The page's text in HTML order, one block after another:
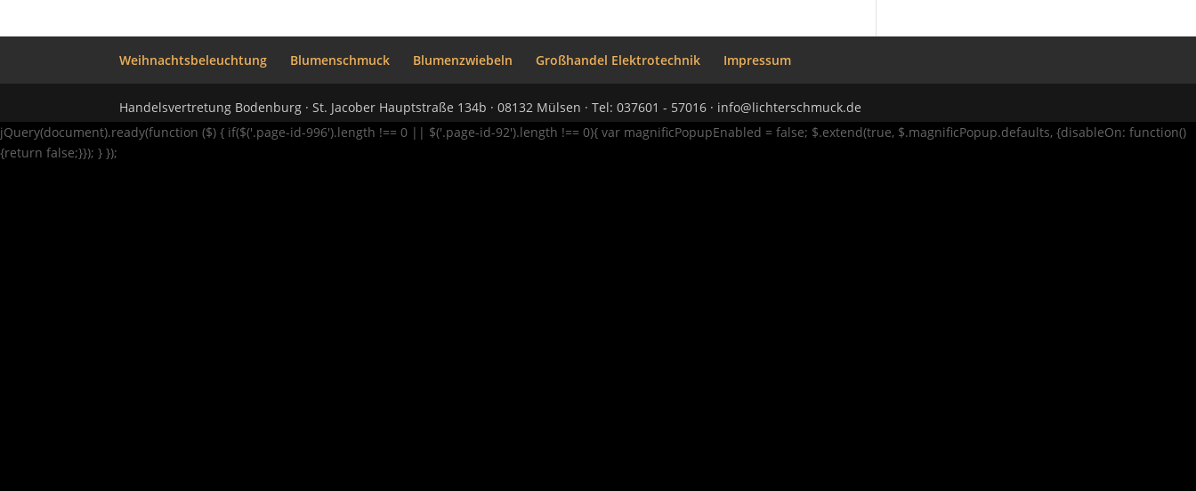
Weihnachtsbeleuchtung Blumenschmuck Blumenzwiebeln Großhandel Elektrotechnik Impressum
Handelsvertretung Bodenburg · St. Jacober Hauptstraße 134b · 08132 Mülsen · Tel: 037601 - 57016 · info@lichterschmuck.de
jQuery(document).ready(function ($) { if($('.page-id-996').length !== 0 || $('.page-id-92').length !== 0){ var magnificPopupEnabled = false; $.extend(true, $.magnificPopup.defaults, {disableOn: function()
{return false;}}); } });